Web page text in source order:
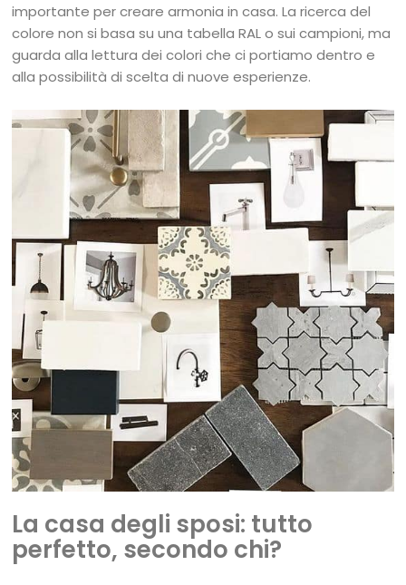
importante per creare armonia in casa. La ricerca del
colore non si basa su una tabella RAL o sui campioni, ma
guarda alla lettura dei colori che ci portiamo dentro e
alla possibilità di scelta di nuove esperienze.
La casa degli sposi: tutto
perfetto, secondo chi?